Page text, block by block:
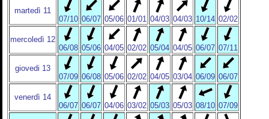
martedì 11
07/10 06/07 05/06 01/01 04/03 04/03 10/14 02/02
mercoledì 12
06/08 05/06 04/05 02/02 05/04 04/05 06/07 07/11
giovedi 13
07/09 06/08 05/06 02/02 04/05 03/04 06/09 06/07
venerdì 14
06/07 06/07 04/06 03/02 05/03 05/03 08/10 07/09